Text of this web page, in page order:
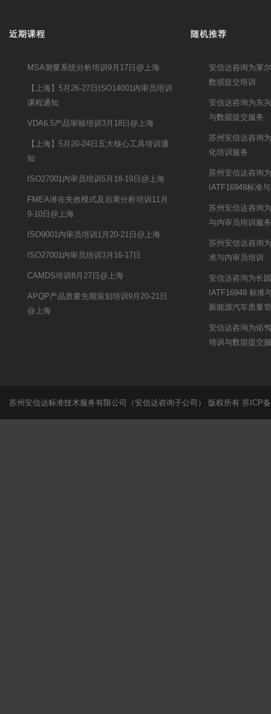
近期课程
MSA测量系统分析培训9月17日@上海
【上海】5月26-27日ISO14001内审员培训
课程通知
VDA6.5产品审核培训3月18日@上海
【上海】5月20-24日五大核心工具培训通
知
ISO27001内审员培训5月18-19日@上海
FMEA潜在失效模式及后果分析培训11月
9-10日@上海
ISO9001内审员培训1月20-21日@上海
ISO27001内审员培训3月16-17日
CAMDS培训8月27日@上海
APQP产品质量先期策划培训9月20-21日
@上海
随机推荐
安信达咨询为莱
数据提交培训
安信达咨询为东
与数据提交服务
苏州安信达咨询
化培训服务
苏州安信达咨询
IATF16949标准
苏州安信达咨询
与内审员培训服务
苏州安信达咨询
准与内审员培训
安信达咨询为长
IATF16949 标准
新能源汽车质量
安信达咨询为佑
培训与数据提交
苏州安信达标准技术服务有限公司（安信达咨询子公司） 版权所有 苏ICP